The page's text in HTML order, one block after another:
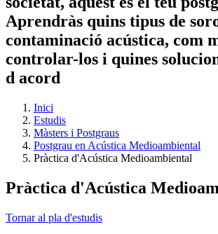
Aprendràs quins tipus de
contaminació acústica, com
controlar-los i quines
d acord
Inici
Estudis
Màsters i Postgraus
Postgrau en Acústica Medioambiental
Pràctica d'Acústica Medioambiental
Pràctica d'Acústica
Tornar al pla d'estudis